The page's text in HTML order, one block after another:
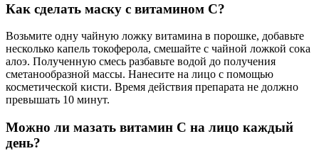
Как сделать маску с витамином С?
Возьмите одну чайную ложку витамина в порошке, добавьте
несколько капель токоферола, смешайте с чайной ложкой сока
алоэ. Полученную смесь разбавьте водой до получения
сметанообразной массы. Нанесите на лицо с помощью
косметической кисти. Время действия препарата не должно
превышать 10 минут.
Можно ли мазать витамин С на лицо каждый
день?